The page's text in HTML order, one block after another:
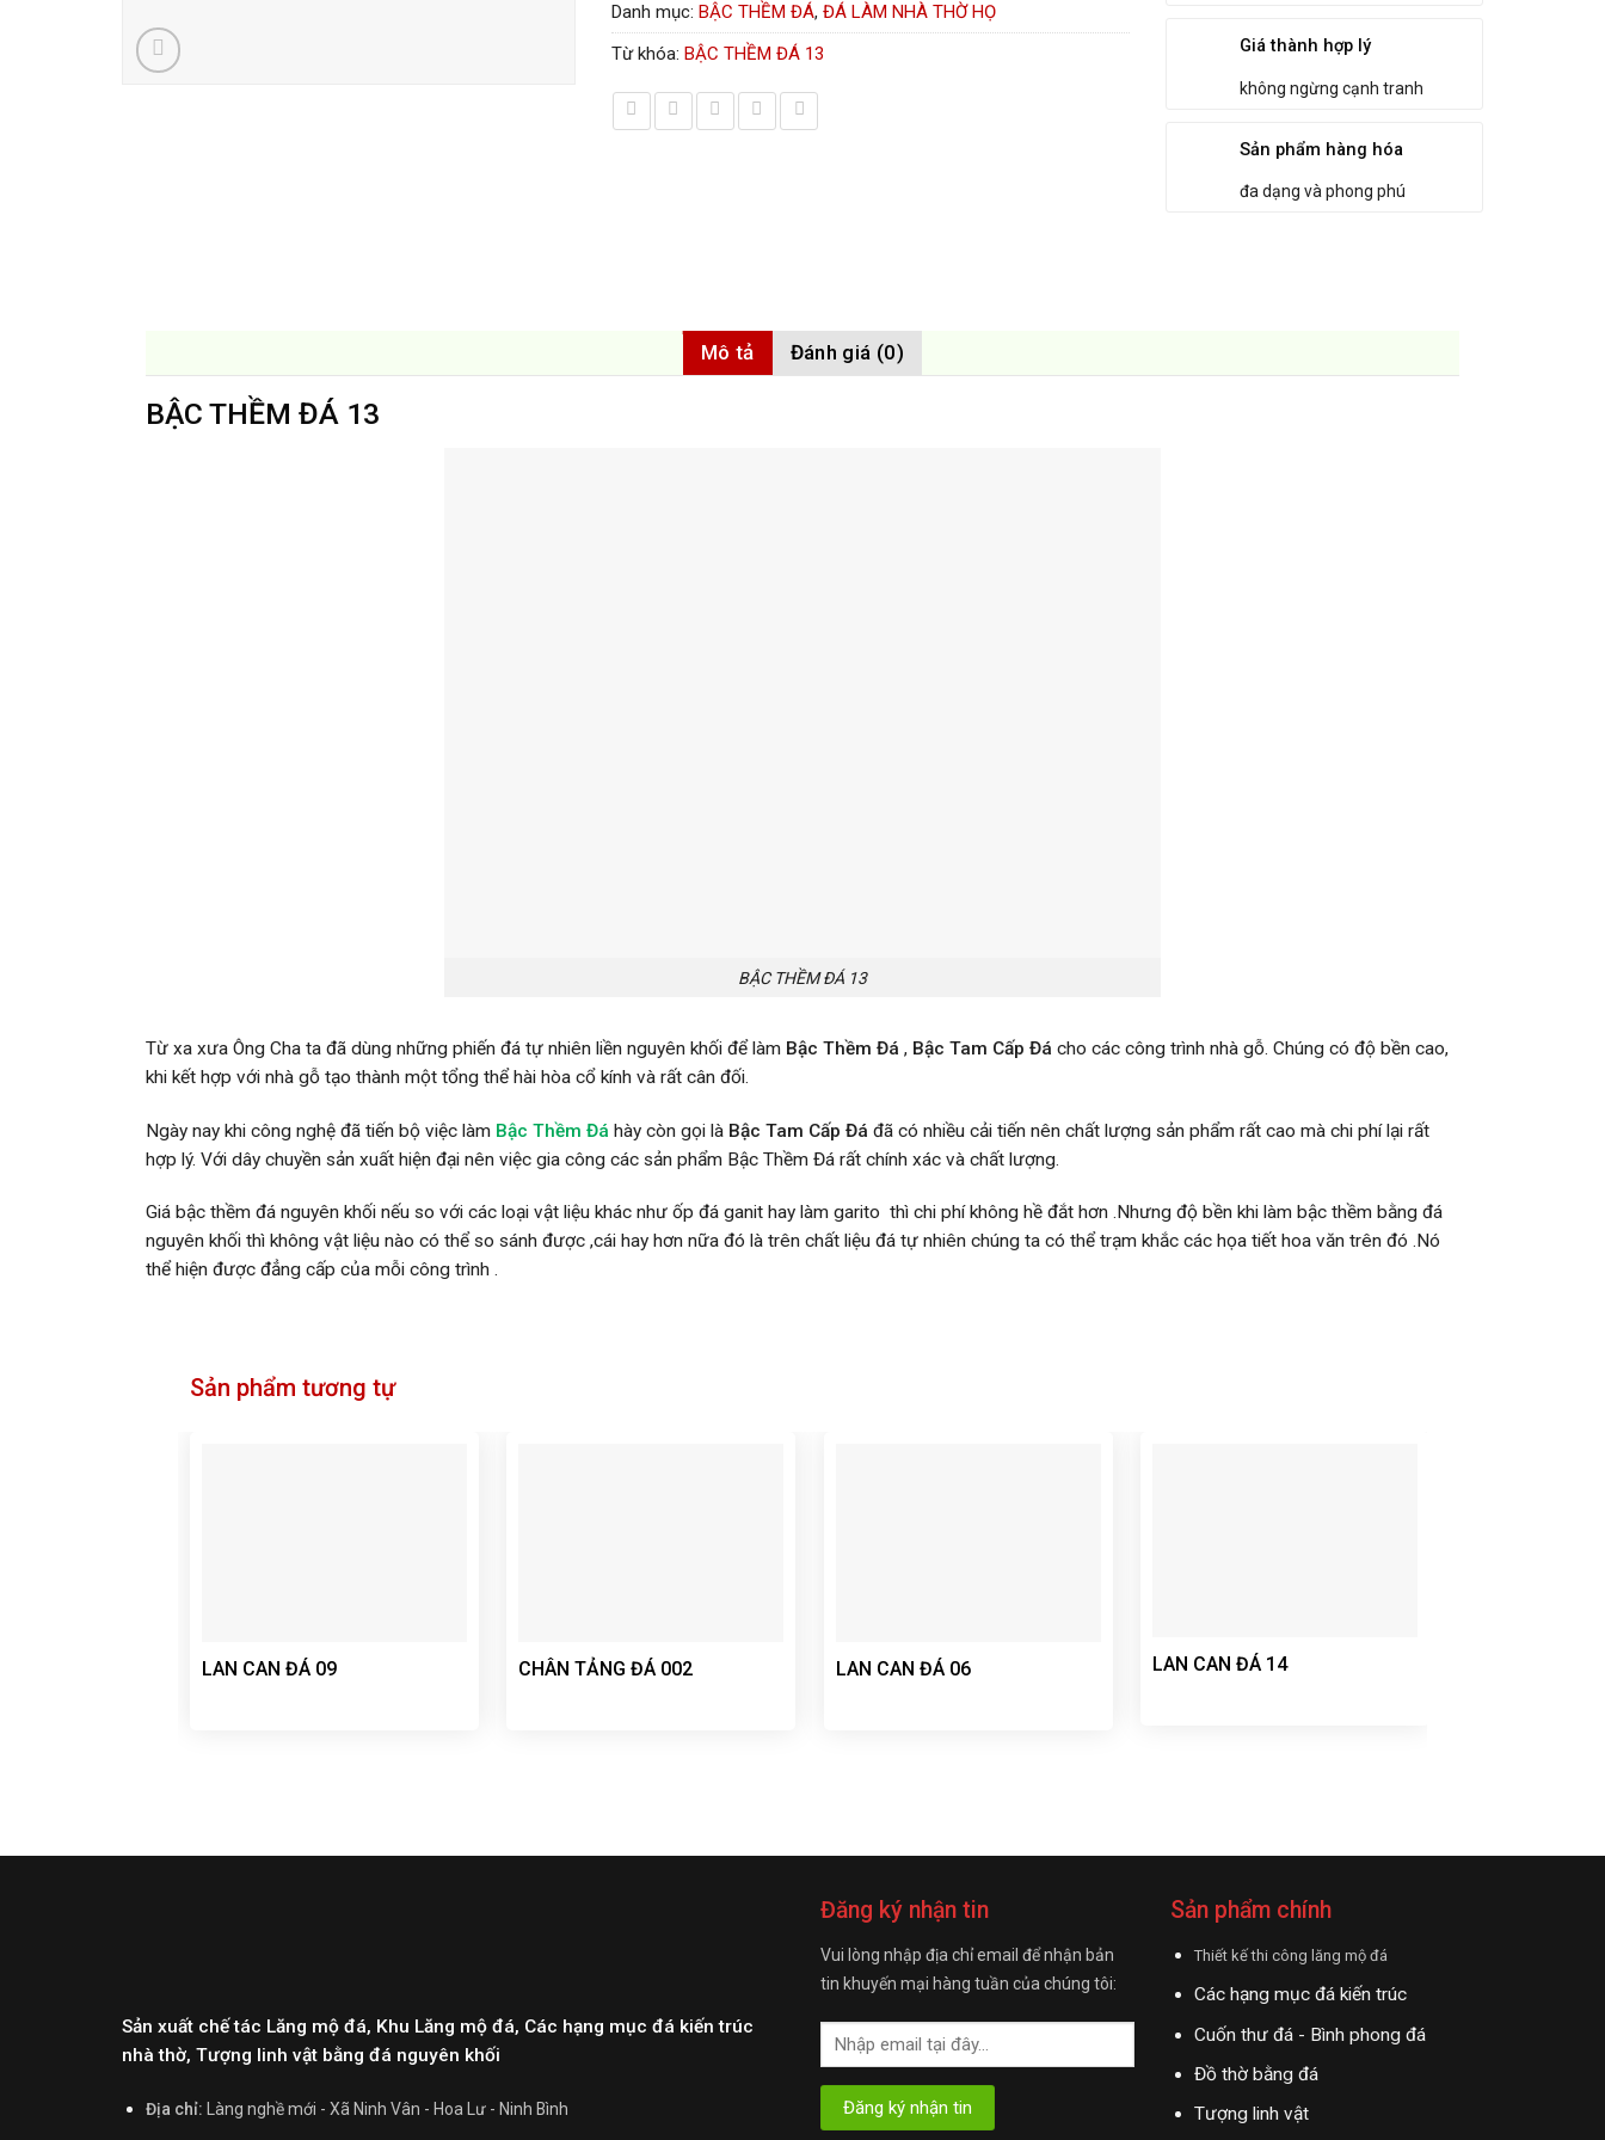
Danh mục: BẬC THỀM ĐÁ, ĐÁ LÀM NHÀ THỜ HỌ
Từ khóa: BẬC THỀM ĐÁ 13 Giá thành hợp lý
không ngừng cạnh tranh
Sản phẩm hàng hóa
đa dạng và phong phú
Mô tả Đánh giá (0)
BẬC THỀM ĐÁ 13
BẬC THỀM ĐÁ 13
Từ xa xưa Ông Cha ta đã dùng những phiến đá tự nhiên liền nguyên khối để làm Bậc Thềm Đá , Bậc Tam Cấp Đá cho các công trình nhà gỗ. Chúng có độ bền cao,
khi kết hợp với nhà gỗ tạo thành một tổng thể hài hòa cổ kính và rất cân đối.
Ngày nay khi công nghệ đã tiến bộ việc làm Bậc Thềm Đá hày còn gọi là Bậc Tam Cấp Đá đã có nhiều cải tiến nên chất lượng sản phẩm rất cao mà chi phí lại rất
hợp lý. Với dây chuyền sản xuất hiện đại nên việc gia công các sản phẩm Bậc Thềm Đá rất chính xác và chất lượng.
Giá bậc thềm đá nguyên khối nếu so với các loại vật liệu khác như ốp đá ganit hay làm garito thì chi phí không hề đắt hơn .Nhưng độ bền khi làm bậc thềm bằng đá
nguyên khối thì không vật liệu nào có thể so sánh được ,cái hay hơn nữa đó là trên chất liệu đá tự nhiên chúng ta có thể trạm khắc các họa tiết hoa văn trên đó .Nó
thể hiện được đẳng cấp của mỗi công trình .
Sản phẩm tương tự
LAN CAN ĐÁ 09 CHÂN TẢNG ĐÁ 002 LAN CAN ĐÁ 06 LAN CAN ĐÁ 14
Sản xuất chế tác Lăng mộ đá, Khu Lăng mộ đá, Các hạng mục đá kiến trúc
nhà thờ, Tượng linh vật bằng đá nguyên khối
Địa chỉ: Làng nghề mới - Xã Ninh Vân - Hoa Lư - Ninh Bình
Đăng ký nhận tin
Vui lòng nhập địa chỉ email để nhận bản
tin khuyến mại hàng tuần của chúng tôi:
Sản phẩm chính
Thiết kế thi công lăng mộ đá
Các hạng mục đá kiến trúc
Cuốn thư đá - Bình phong đá
Đồ thờ bằng đá
Tượng linh vật